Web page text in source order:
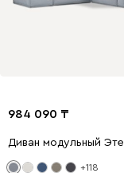
984 090
Диван модульный
+118